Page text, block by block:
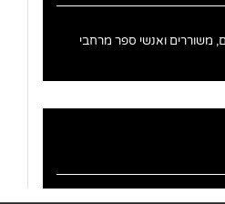
משוררים ואנשי ספר מרחבי